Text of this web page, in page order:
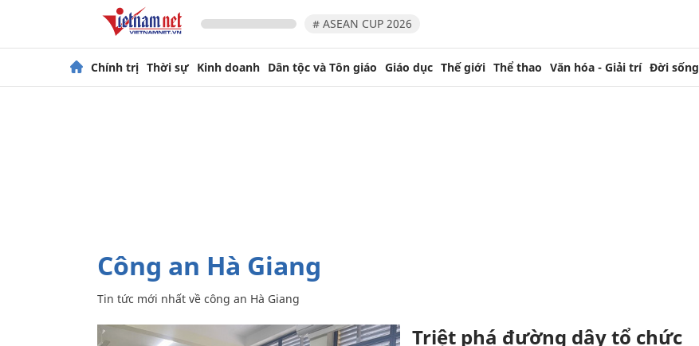
# ASEAN CUP 2026
Chính trị Thời sự Kinh doanh Dân tộc và Tôn giáo Giáo dục Thế giới Thể thao Văn hóa - Giải trí Đời sống
công an Hà Giang
Tin tức mới nhất về công an Hà Giang
Triệt phá đường dây tổ chức